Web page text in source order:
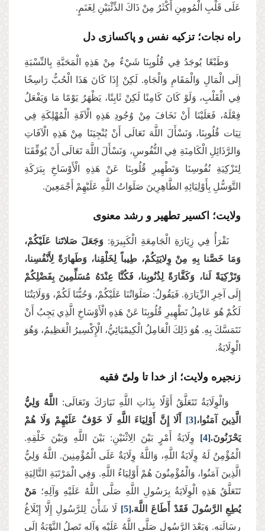
عَلَى قَلْبِ الْمُومِنِ أَكْثَرُ مِنْ ذَاكَ الذِّئْبَيْنِ لِغَنَمٍ.
راه نجات؛ تزکیه نفس و پاکسازی دل
وَطَبْعًا يُوجَدُ فِي قُلُوبِنَا شَيْءٌ مِنْ هَذِهِ الْمَحَبَّةِ بِالنِّسْبَةِ
إِلَى الْمَالِ وَالْمَقَامِ وَالْجَاهِ. لَكِنْ إِذَا كَانَ هَذَا الْحُبُّ رَاسِخًا
فِي الْقَلْبِ، وَلَوْ كَانَ كَامِنًا لَكِنْ ثَابِتًا، يَظْهَرُ يَوْمًا مَا وَيَفْعَلُ
فِعْلَهُ، فَعَلَيْنَا أَنْ نَخَافَ مِنْ وُجُودِ هَذِهِ الْآفَةِ الْمُهْلِكَةِ فِي
تِيَات قُلُوبِنَا، وَنَسْأَلَ اللَّهَ تَعَالَى أَنْ يُنْجِيَنَا مِنْ هَذِهِ الْآفَاتِ
وَالرَّذَائِلِ الْكَامِنَةِ فِي النُّفُوسِ، وَنَسْأَلَ اللَّهَ تَعَالَى أَنْ يُوَفِّقَنَا
لِتَزْكِيَةِ نُفُوسِنَا وَتَطْهِيرِ قُلُوبِنَا عَنْ هَذِهِ الْأَوْسَاخِ بِبَرَكَةِ
التَّوَسُّلِ بِأَوْلِيَائِهِ الطَّاهِرِينَ صَلَوَاتُ اللَّهِ عَلَيْهِمْ أَجْمَعِينَ.
ولایت؛ اکسیر تطهیر و رشد معنوی
نَقْرَأُ فِي زِيَارَةِ الْجَامِعَةِ الْكَبِيرَةِ: وَجَعَلَ صَلاتَنا عَلَيْكُمْ،
وَمَا خَصَّنا بِهِ مِنْ وِلايَتِكُمْ، طِيباً لِخَلْقِنا، وَطَهارَةً لِأَنْفُسِنا،
وَتَزْكِيَةً لَنا، وَكَفَّارَةً لِذُنُوبِنا، فَكُنَّا عِنْدَهُ مُسَلِّمِينَ بِفَضْلِكُمْ
إِلَى آخِرِ الزِّيَارَةِ. فَيَقُولُ: صَلَوَاتُنَا عَلَيْكُمْ، وَحُبُّنَا لَكُمْ، وَوَلَايَتُنَا
لَكُمْ هُوَ عَامِلُ تَطْهِيرِ قُلُوبِنَا عَنْ هَذِهِ الْأَوْسَاخِ الَّذِي يَجِبُ أَنْ
نَتَمَسَّكَ بِهِ. هُوَ ذَلِكَ الْعَامِلُ الْكِيمْيَائِيُّ، الْإِكْسِيرُ الْعَظِيمُ، وَهُوَ
الْوِلَايَةُ.
زنجیره ولایت؛ از خدا تا ولیّ فقیه
وَالْوِلَايَةُ تَتَعَلَّقُ أَوَّلًا بِذَاتِ اللَّهِ تَبَارَكَ وَتَعَالَى:
اللَّهُ وَلِيُّ
الَّذِينَ آمَنُوا،[3]
أَلَا إِنَّ أَوْلِيَاءَ اللَّهِ لَا خَوْفٌ عَلَيْهِمْ وَلَا هُمْ
يَحْزَنُونَ.[4] وِلَايَةُ أَمْرٍ بَيْنَ الِاثْنَيْنِ: بَيْنَ اللَّهِ وَبَيْنَ خَلْقِهِ.
الْمُؤْمِنُ لَهُ وِلَايَةُ اللَّهِ، وَاللَّهُ وِلَايَةٌ عَلَى الْمُؤْمِنِينَ. اللَّهُ وَلِيُّ
الَّذِينَ آمَنُوا، وَالْمُؤْمِنُونَ هُمْ أَوْلِيَاءُ اللَّهِ. وَفِي الْمَرْتَبَةِ التَّالِيَةِ
تَتَعَلَّقُ هَذِهِ الْوِلَايَةُ بِرَسُولِ اللَّهِ صَلَّى اللَّهُ عَلَيْهِ وَآلِهِ؛ مَنْ
يُطِعِ الرَّسُولَ فَقَدْ أَطَاعَ اللَّهَ.[5] لَا شَأْنَ لِلرَّسُولِ إِلَّا إِبْلَاغُ
رِسَالَتِهِ. وَبَعْدَ الرَّسُولِ صَلَّى اللَّهُ عَلَيْهِ وَآلِهِ تَصِلُ النَّوْبَةُ إِلَى